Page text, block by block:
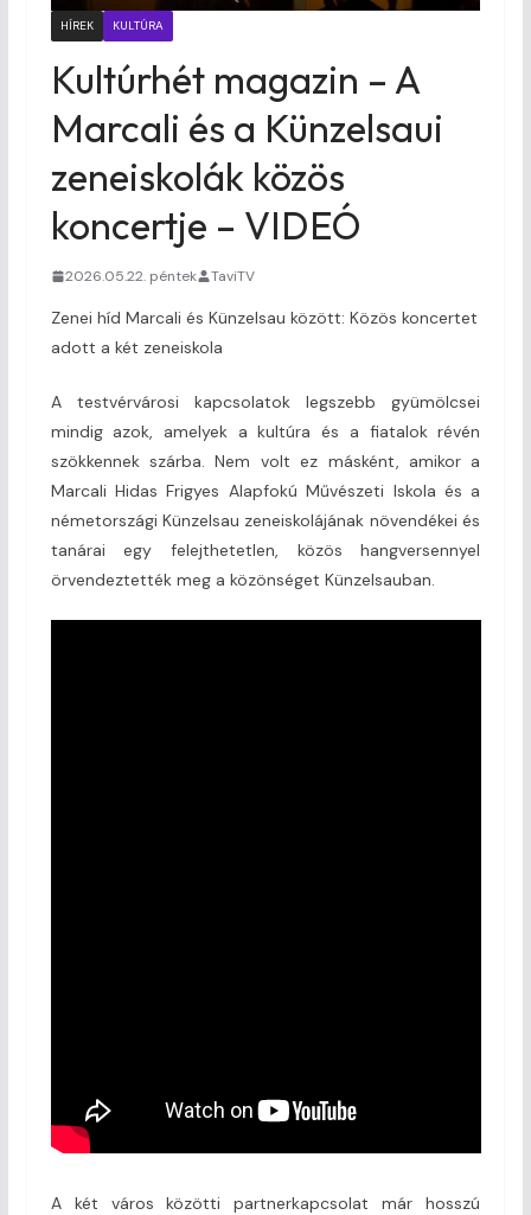
HÍREK KULTÚRA
Kultúrhét magazin – A
Marcali és a Künzelsaui
zeneiskolák közös
koncertje – VIDEÓ
2026.05.22. péntek TaviTV
Zenei híd Marcali és Künzelsau között: Közös koncertet
adott a két zeneiskola
A testvérvárosi kapcsolatok legszebb gyümölcsei
mindig azok, amelyek a kultúra és a fiatalok révén
szökkennek szárba. Nem volt ez másként, amikor a
Marcali Hidas Frigyes Alapfokú Művészeti Iskola és a
németországi Künzelsau zeneiskolájának növendékei és
tanárai egy felejthetetlen, közös hangversennyel
örvendeztették meg a közönséget Künzelsauban.
A két város közötti partnerkapcsolat már hosszú